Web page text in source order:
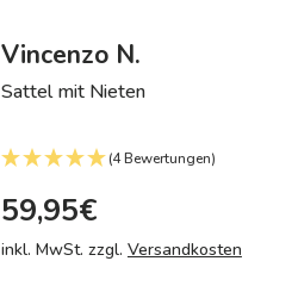
Vincenzo N.
Sattel mit Nieten
(4 Bewertungen)
59,95€
inkl. MwSt. zzgl. Versandkosten